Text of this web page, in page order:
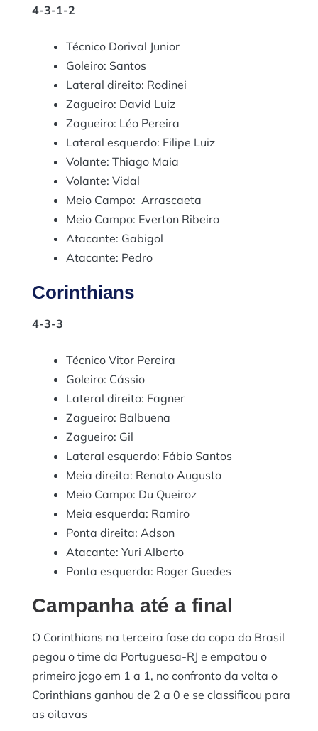
4-3-1-2
Técnico Dorival Junior
Goleiro: Santos
Lateral direito: Rodinei
Zagueiro: David Luiz
Zagueiro: Léo Pereira
Lateral esquerdo: Filipe Luiz
Volante: Thiago Maia
Volante: Vidal
Meio Campo: Arrascaeta
Meio Campo: Everton Ribeiro
Atacante: Gabigol
Atacante: Pedro
Corinthians
4-3-3
Técnico Vitor Pereira
Goleiro: Cássio
Lateral direito: Fagner
Zagueiro: Balbuena
Zagueiro: Gil
Lateral esquerdo: Fábio Santos
Meia direita: Renato Augusto
Meio Campo: Du Queiroz
Meia esquerda: Ramiro
Ponta direita: Adson
Atacante: Yuri Alberto
Ponta esquerda: Roger Guedes
Campanha até a final
O Corinthians na terceira fase da copa do Brasil
pegou o time da Portuguesa-RJ e empatou o
primeiro jogo em 1 a 1, no confronto da volta o
Corinthians ganhou de 2 a 0 e se classificou para
as oitavas